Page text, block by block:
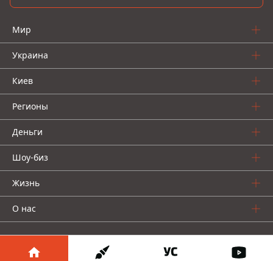
Мир
Украина
Киев
Регионы
Деньги
Шоу-биз
Жизнь
О нас